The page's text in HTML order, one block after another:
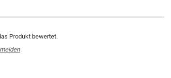
Produkt bewertet.